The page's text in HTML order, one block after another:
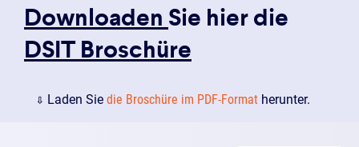
Downloaden Sie hier die
DSIT Broschüre
⇩ Laden Sie die Broschüre im PDF-Format herunter.